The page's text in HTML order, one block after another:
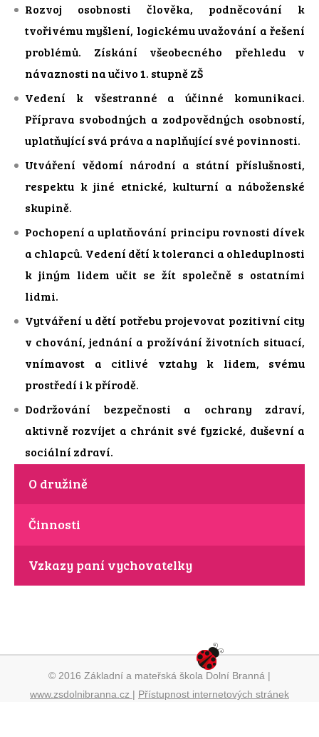
Rozvoj osobnosti člověka, podněcování k
tvořivému myšlení, logickému uvažování a řešení
problémů. Získání všeobecného přehledu v
návaznosti na učivo 1. stupně ZŠ
Vedení k všestranné a účinné komunikaci.
Příprava svobodných a zodpovědných osobností,
uplatňující svá práva a naplňující své povinnosti.
Utváření vědomí národní a státní příslušnosti,
respektu k jiné etnické, kulturní a náboženské
skupině.
Pochopení a uplatňování principu rovnosti dívek
a chlapců. Vedení dětí k toleranci a ohleduplnosti
k jiným lidem učit se žít společně s ostatními
lidmi.
Vytváření u dětí potřebu projevovat pozitivní city
v chování, jednání a prožívání životních situací,
vnímavost a citlivé vztahy k lidem, svému
prostředí i k přírodě.
Dodržování bezpečnosti a ochrany zdraví,
aktivně rozvíjet a chránit své fyzické, duševní a
sociální zdraví.
O družině
Činnosti
Vzkazy paní vychovatelky
© 2016 Základní a mateřská škola Dolní Branná |
www.zsdolnibranna.cz | Přístupnost internetových stránek